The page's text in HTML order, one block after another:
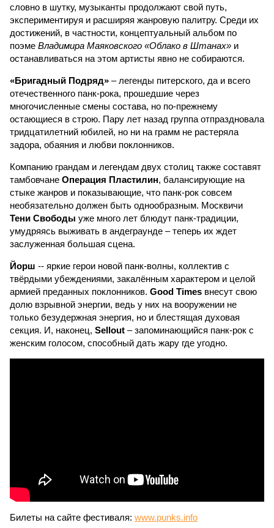
словно в шутку, музыканты продолжают свой путь,
экспериментируя и расширяя жанровую палитру. Среди их
достижений, в частности, концептуальный альбом по
поэме Владимира Маяковского «Облако в Штанах» и
останавливаться на этом артисты явно не собираются.
«Бригадный Подряд» – легенды питерского, да и всего
отечественного панк-рока, прошедшие через
многочисленные смены состава, но по-прежнему
остающиеся в строю. Пару лет назад группа отпраздновала
тридцатилетний юбилей, но ни на грамм не растеряла
задора, обаяния и любви поклонников.
Компанию грандам и легендам двух столиц также составят
тамбовчане Операция Пластилин, балансирующие на
стыке жанров и показывающие, что панк-рок совсем
необязательно должен быть однообразным. Москвичи
Тени Свободы уже много лет блюдут панк-традиции,
умудряясь выживать в андеграунде – теперь их ждет
заслуженная большая сцена.
Йорш -- яркие герои новой панк-волны, коллектив с
твёрдыми убеждениями, закалённым характером и целой
армией преданных поклонников. Good Times внесут свою
долю взрывной энергии, ведь у них на вооружении не
только безудержная энергия, но и блестящая духовая
секция. И, наконец, Sellout – запоминающийся панк-рок с
женским голосом, способный дать жару где угодно.
Билеты на сайте фестиваля: www.punks.info